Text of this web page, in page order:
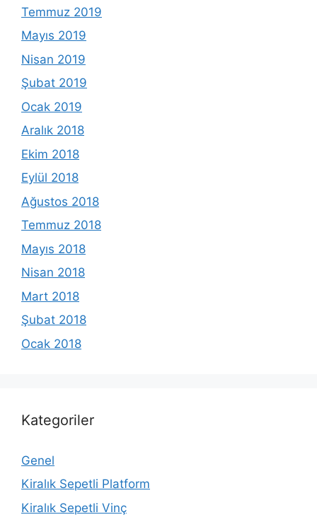
Temmuz 2019
Mayıs 2019
Nisan 2019
Şubat 2019
Ocak 2019
Aralık 2018
Ekim 2018
Eylül 2018
Ağustos 2018
Temmuz 2018
Mayıs 2018
Nisan 2018
Mart 2018
Şubat 2018
Ocak 2018
Kategoriler
Genel
Kiralık Sepetli Platform
Kiralık Sepetli Vinç